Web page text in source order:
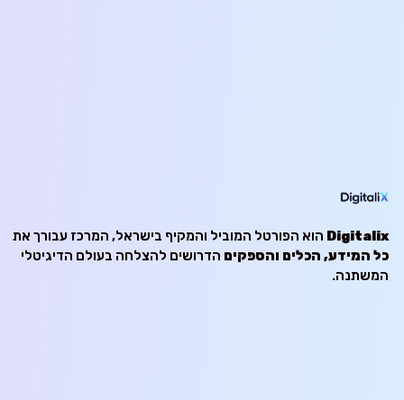
Digitalix הוא הפורטל המוביל והמקיף בישראל, המרכז עבורך את
כל המידע, הכלים והספקים הדרושים להצלחה בעולם הדיגיטלי
המשתנה.